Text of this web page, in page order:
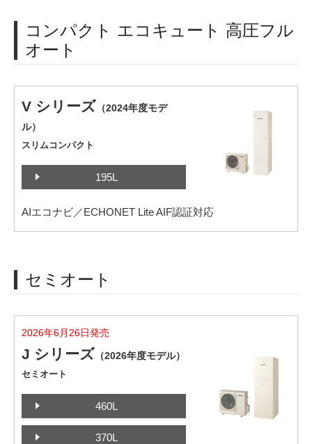
コンパクト エコキュート 高圧フル
オート
V シリーズ （2024年度モデ
ル）
スリムコンパクト
195L
AIエコナビ／ECHONET Lite AIF認証対応
セミオート
2026年6月26日発売
J シリーズ （2026年度モデル）
セミオート
460L
370L